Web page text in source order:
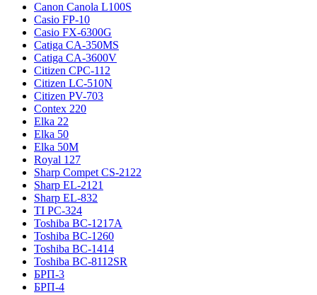
Canon Canola L100S
Casio FP-10
Casio FX-6300G
Catiga CA-350MS
Catiga CA-3600V
Citizen CPC-112
Citizen LC-510N
Citizen PV-703
Contex 220
Elka 22
Elka 50
Elka 50M
Royal 127
Sharp Compet CS-2122
Sharp EL-2121
Sharp EL-832
TI PC-324
Toshiba BC-1217A
Toshiba BC-1260
Toshiba BC-1414
Toshiba BC-8112SR
БРП-3
БРП-4